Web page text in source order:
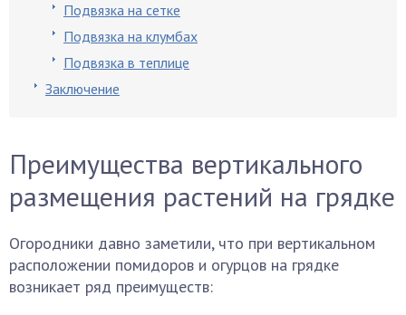
Подвязка на сетке
Подвязка на клумбах
Подвязка в теплице
Заключение
Преимущества вертикального
размещения растений на грядке
Огородники давно заметили, что при вертикальном
расположении помидоров и огурцов на грядке
возникает ряд преимуществ: